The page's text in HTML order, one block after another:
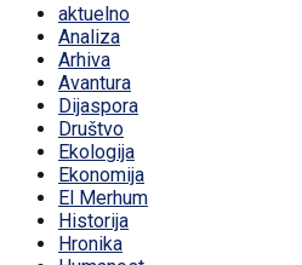
aktuelno
Analiza
Arhiva
Avantura
Dijaspora
Društvo
Ekologija
Ekonomija
El Merhum
Historija
Hronika